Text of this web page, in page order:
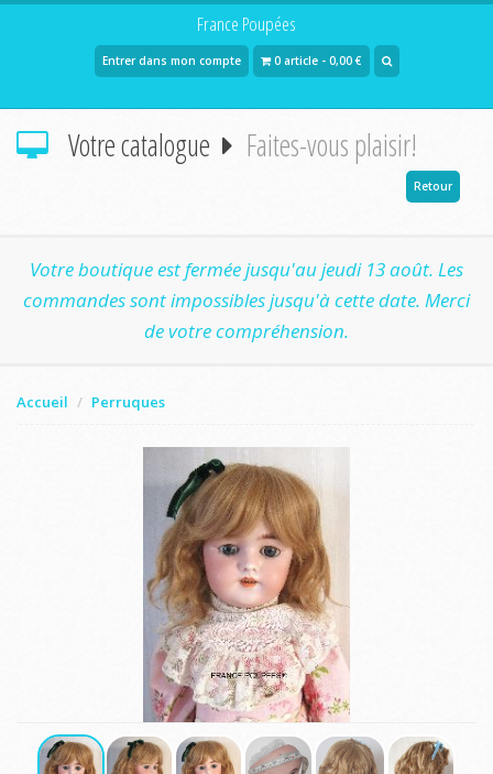
France Poupées
Entrer dans mon compte 0 article - 0,00 €
Votre catalogue Faites-vous plaisir!
Retour
Votre boutique est fermée jusqu'au jeudi 13 août. Les
commandes sont impossibles jusqu'à cette date. Merci
de votre compréhension.
Accueil Perruques